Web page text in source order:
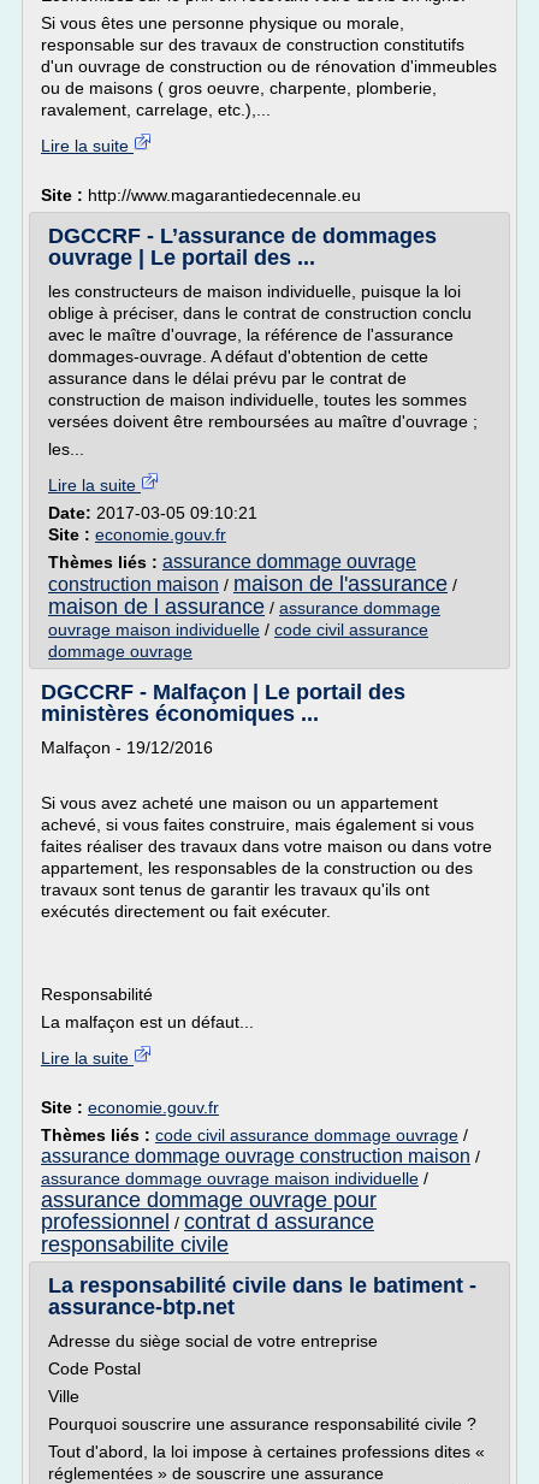
Si vous êtes une personne physique ou morale,
responsable sur des travaux de construction constitutifs
d'un ouvrage de construction ou de rénovation d'immeubles
ou de maisons ( gros oeuvre, charpente, plomberie,
ravalement, carrelage, etc.),...
Lire la suite
Site : http://www.magarantiedecennale.eu
DGCCRF - L’assurance de dommages
ouvrage | Le portail des ...
les constructeurs de maison individuelle, puisque la loi
oblige à préciser, dans le contrat de construction conclu
avec le maître d'ouvrage, la référence de l'assurance
dommages-ouvrage. A défaut d'obtention de cette
assurance dans le délai prévu par le contrat de
construction de maison individuelle, toutes les sommes
versées doivent être remboursées au maître d'ouvrage ;
les...
Lire la suite
Date: 2017-03-05 09:10:21
Site : economie.gouv.fr
Thèmes liés : assurance dommage ouvrage
construction maison / maison de l'assurance /
maison de l assurance / assurance dommage
ouvrage maison individuelle / code civil assurance
dommage ouvrage
DGCCRF - Malfaçon | Le portail des
ministères économiques ...
Malfaçon - 19/12/2016
Si vous avez acheté une maison ou un appartement
achevé, si vous faites construire, mais également si vous
faites réaliser des travaux dans votre maison ou dans votre
appartement, les responsables de la construction ou des
travaux sont tenus de garantir les travaux qu'ils ont
exécutés directement ou fait exécuter.
Responsabilité
La malfaçon est un défaut...
Lire la suite
Site : economie.gouv.fr
Thèmes liés : code civil assurance dommage ouvrage /
assurance dommage ouvrage construction maison /
assurance dommage ouvrage maison individuelle /
assurance dommage ouvrage pour
professionnel / contrat d assurance
responsabilite civile
La responsabilité civile dans le batiment -
assurance-btp.net
Adresse du siège social de votre entreprise
Code Postal
Ville
Pourquoi souscrire une assurance responsabilité civile ?
Tout d'abord, la loi impose à certaines professions dites «
réglementées » de souscrire une assurance